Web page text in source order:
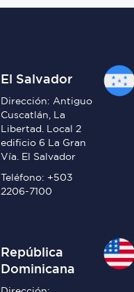
El Salvador
Dirección: Antiguo
Cuscatlán, La
Libertad. Local 2
edificio 6 La Gran
Vía. El Salvador
Teléfono: +503
2206-7100
República
Dominicana